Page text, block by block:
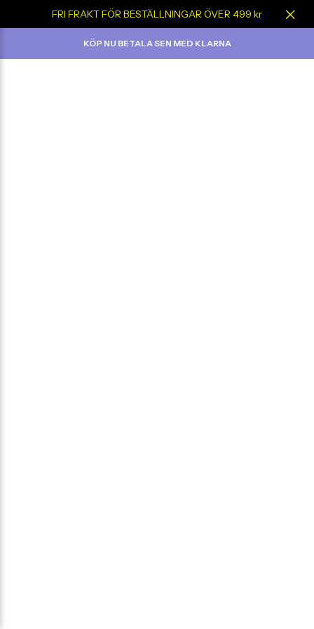
FRI FRAKT FÖR BESTÄLLNINGAR ÖVER 499 kr
KÖP NU BETALA SEN MED KLARNA